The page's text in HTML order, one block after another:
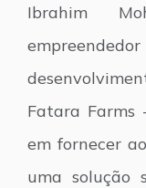
Ibrahim
Fatara Farms
em fornecer
uma solução